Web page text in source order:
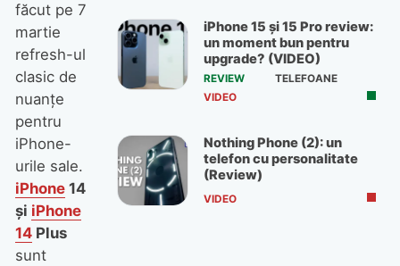
făcut pe 7
martie
refresh-ul
clasic de
nuanţe
pentru
iPhone-
urile sale.
iPhone14
şi iPhone
14Plus
sunt
iPhone 15 și 15 Pro review:
un moment bun pentru
upgrade? (VIDEO)
REVIEW
TELEFOANE
VIDEO
Nothing Phone (2): un
telefon cu personalitate
(Review)
VIDEO